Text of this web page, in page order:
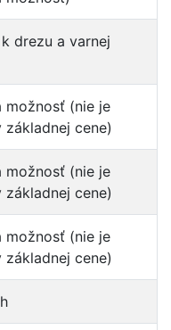
drezu a varnej
možnosť (nie je
základnej cene)
možnosť (nie je
základnej cene)
možnosť (nie je
základnej cene)